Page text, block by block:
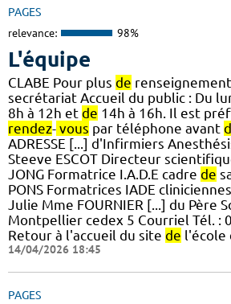
PAGES
relevance: 98%
L'équipe
CLABE Pour plus de
secrétariat Accueil du public : Du
8h à 12h et de 14h à 16h. Il est
rendez- vous par téléphone avant
ADRESSE [...] d'Infirmiers
Steeve ESCOT Directeur
JONG Formatrice I.A.D.E cadre de
PONS Formatrices IADE
Julie Mme FOURNIER [...] du Père
Montpellier cedex 5 Courriel Tél. :
Retour à l'accueil du site de l'école
14/04/2026 18:45
PAGES